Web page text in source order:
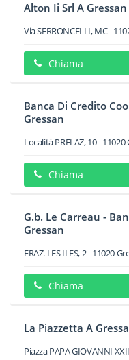
Alton Ii Srl A Gressan
Via SERRONCELLI, MC-
Chiama
Banca Di Credito
Gressan
Località PRELAZ, 10-11020
Chiama
G.b. Le Carreau -
Gressan
FRAZ. LES ILES, 2-11020
Chiama
La Piazzetta A
Piazza PAPA GIOVANNI